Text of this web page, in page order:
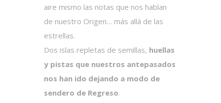
aire mismo las notas que nos hablan
de nuestro Origen… más allá de las
estrellas.
Dos islas repletas de semillas, huellas
y pistas que nuestros antepasados
nos han ido dejando a modo de
sendero de Regreso.